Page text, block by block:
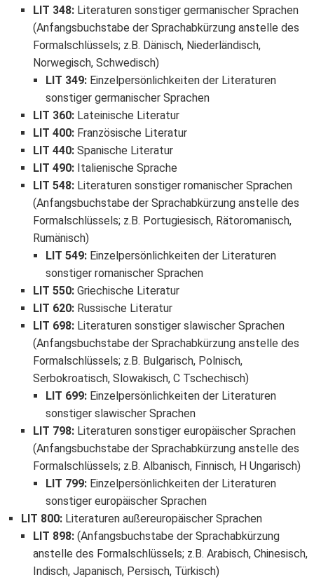
LIT 348: Literaturen sonstiger germanischer Sprachen
(Anfangsbuchstabe der Sprachabkürzung anstelle des
Formalschlüssels; z.B. Dänisch, Niederländisch,
Norwegisch, Schwedisch)
LIT 349:Einzelpersönlichkeiten der Literaturen
sonstiger germanischer Sprachen
LIT 360: Lateinische Literatur
LIT 400: Französische Literatur
LIT 440: Spanische Literatur
LIT 490: Italienische Sprache
LIT 548: Literaturen sonstiger romanischer Sprachen
(Anfangsbuchstabe der Sprachabkürzung anstelle des
Formalschlüssels; z.B. Portugiesisch, Rätoromanisch,
Rumänisch)
LIT 549:Einzelpersönlichkeiten der Literaturen
sonstiger romanischer Sprachen
LIT 550: Griechische Literatur
LIT 620: Russische Literatur
LIT 698: Literaturen sonstiger slawischer Sprachen
(Anfangsbuchstabe der Sprachabkürzung anstelle des
Formalschlüssels; z.B. Bulgarisch, Polnisch,
Serbokroatisch, Slowakisch, C Tschechisch)
LIT 699:Einzelpersönlichkeiten der Literaturen
sonstiger slawischer Sprachen
LIT 798: Literaturen sonstiger europäischer Sprachen
(Anfangsbuchstabe der Sprachabkürzung anstelle des
Formalschlüssels; z.B. Albanisch, Finnisch, H Ungarisch)
LIT 799:Einzelpersönlichkeiten der Literaturen
sonstiger europäischer Sprachen
LIT 800:Literaturen außereuropäischer Sprachen
LIT 898: (Anfangsbuchstabe der Sprachabkürzung
anstelle des Formalschlüssels; z.B. Arabisch, Chinesisch,
Indisch, Japanisch, Persisch, Türkisch)